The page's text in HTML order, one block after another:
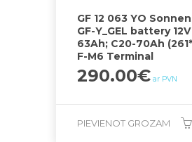
GF 12 063 YO
GF-Y_GEL battery
63Ah; C20-70Ah
F-M6 Terminal
290.00€ ar PVN
PIEVIENOT GROZAM